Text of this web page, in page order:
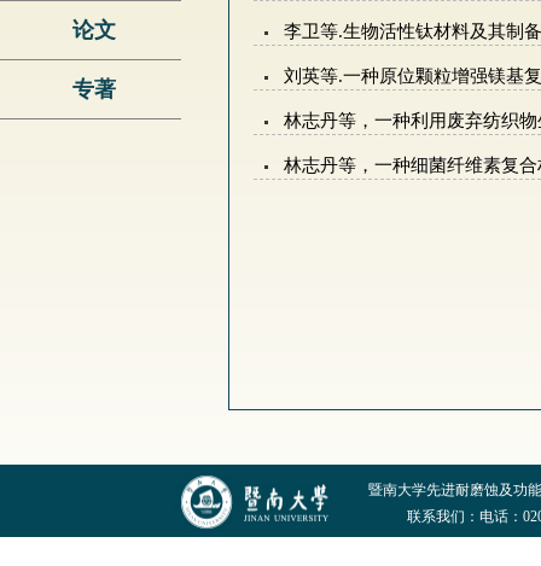
论文
专著
李卫等.生物活性钛材料及其制
刘英等.一种原位颗粒增强镁基
林志丹等，一种利用废弃纺织
林志丹等，一种细菌纤维素复
暨南大学先进耐磨蚀及功
联系我们：电话：